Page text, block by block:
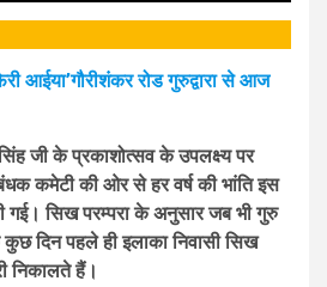
आईया’गौरीशंकर रोड गुरुद्वारा से आज
जी के प्रकाशोत्सव के उपलक्ष्य पर
कमेटी की ओर से हर वर्ष की भांति इस
गई। सिख परम्परा के अनुसार जब भी गुरु
दिन पहले ही इलाका निवासी सिख
निकालते हैं।